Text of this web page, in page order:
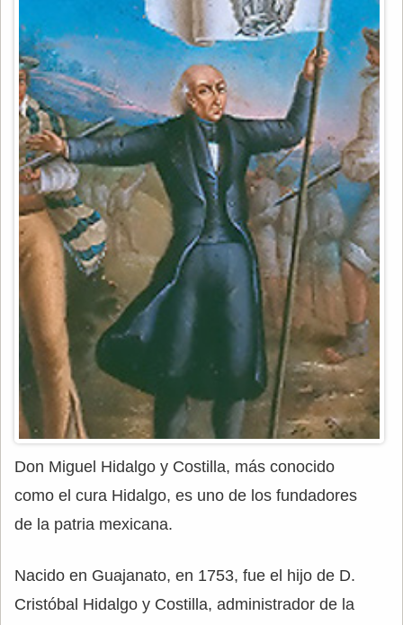
Don Miguel Hidalgo y Costilla, más conocido
como el cura Hidalgo, es uno de los fundadores
de la patria mexicana.
Nacido en Guajanato, en 1753, fue el hijo de D.
Cristóbal Hidalgo y Costilla, administrador de la